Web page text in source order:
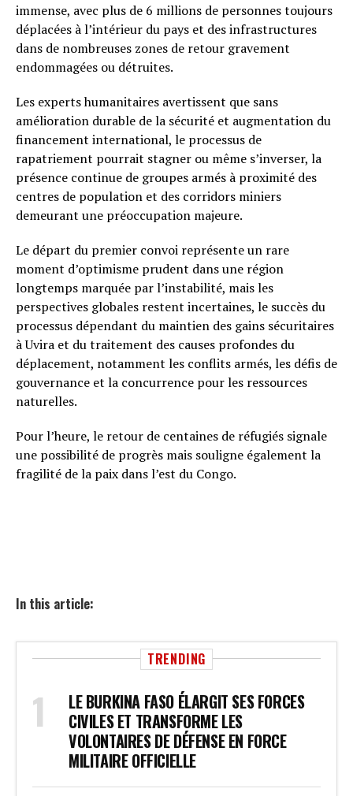
immense, avec plus de 6 millions de personnes toujours
déplacées à l’intérieur du pays et des infrastructures
dans de nombreuses zones de retour gravement
endommagées ou détruites.
Les experts humanitaires avertissent que sans
amélioration durable de la sécurité et augmentation du
financement international, le processus de
rapatriement pourrait stagner ou même s’inverser, la
présence continue de groupes armés à proximité des
centres de population et des corridors miniers
demeurant une préoccupation majeure.
Le départ du premier convoi représente un rare
moment d’optimisme prudent dans une région
longtemps marquée par l’instabilité, mais les
perspectives globales restent incertaines, le succès du
processus dépendant du maintien des gains sécuritaires
à Uvira et du traitement des causes profondes du
déplacement, notamment les conflits armés, les défis de
gouvernance et la concurrence pour les ressources
naturelles.
Pour l’heure, le retour de centaines de réfugiés signale
une possibilité de progrès mais souligne également la
fragilité de la paix dans l’est du Congo.
In this article:
TRENDING
LE BURKINA FASO ÉLARGIT SES FORCES
CIVILES ET TRANSFORME LES
VOLONTAIRES DE DÉFENSE EN FORCE
MILITAIRE OFFICIELLE